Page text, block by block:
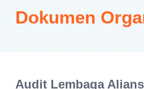
Dokumen
Audit Lembaga